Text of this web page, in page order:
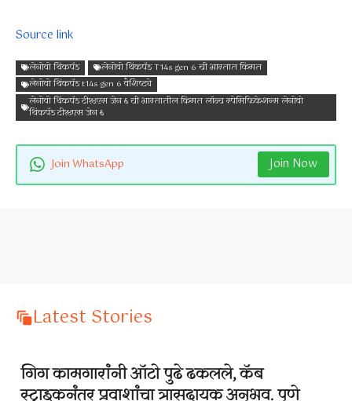
Source link
लेनोवो थिंकपॅड
लेनोवो थिंकपॅड T14s gen 6 ची भारतात किंमत
लेनोवो थिंकपॅड t14s gen 6 वैशिष्ट्ये
लेनोवो थिंकपॅड टी१४एस जेन ६ ची भारतातील किंमत लॉन्च स्पेसिफिकेशन्स लेनोवो
थिंकपॅड टी१४एस जेन ६
Join WhatsApp Join Now
Latest Stories
गिग कामगारांनी ऑटो पुढे ढकलले, कॅब
स्ट्राइकनंतर प्रवाशांचा त्रासदायक अनुभव. पुणे